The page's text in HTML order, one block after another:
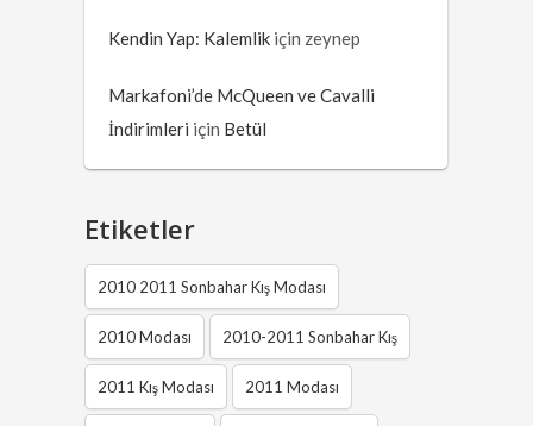
Kendin Yap: Kalemlik için zeynep
Markafoni’de McQueen ve Cavalli
İndirimleri için Betül
Etiketler
2010 2011 Sonbahar Kış Modası
2010 Modası 2010-2011 Sonbahar Kış
2011 Kış Modası 2011 Modası